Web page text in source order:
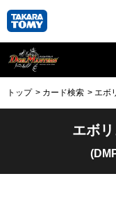
トップ カード検索 エボ
エボ